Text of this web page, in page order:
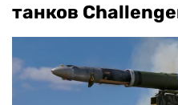
танков